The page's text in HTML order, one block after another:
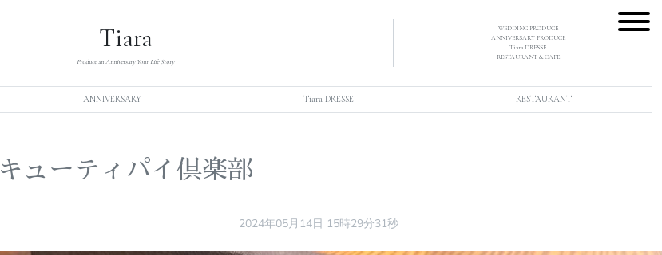
Tiara
Produce an Anniversary Your Life Story
WEDDING PRODUCE
ANNIVERSARY PRODUCE
Tiara DRESSE
RESTAURANT & CAFE
ANNIVERSARY Tiara DRESSE RESTAURANT
キューティパイ倶楽部
2024年05月14日 15時29分31秒